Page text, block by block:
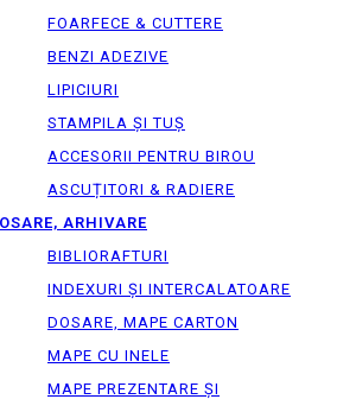
FOARFECE & CUTTERE
BENZI ADEZIVE
LIPICIURI
STAMPILA ȘI TUȘ
ACCESORII PENTRU BIROU
ASCUȚITORI & RADIERE
ARHIVARE
BIBLIORAFTURI
INDEXURI ȘI INTERCALATOARE
DOSARE, MAPE CARTON
MAPE CU INELE
MAPE PREZENTARE ȘI